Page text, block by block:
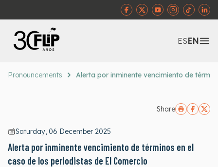
ESEN
Pronouncements Alerta por inminente vencimiento de
Share
Saturday, 06 December 2025
Alerta por inminente vencimiento de términos en el
caso de los periodistas de El Comercio